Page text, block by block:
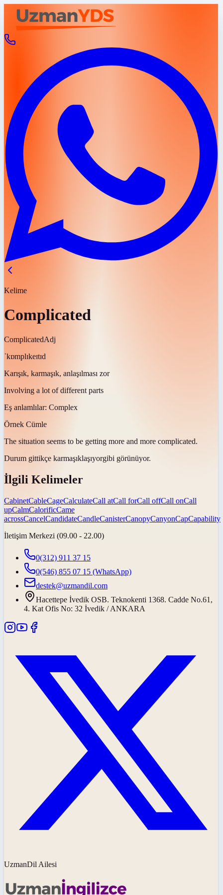
Kelime
Complicated
ComplicatedAdj
ˈkɒmplɪkeɪtɪd
Karışık, karmaşık, anlaşılması zor
Involving a lot of different parts
Eş anlamlılar: Complex
Örnek Cümle
The situation seems to be getting more and more complicated.
Durum gittikçe karmaşıklaşıyorgibi görünüyor.
İlgili Kelimeler
CabinetCableCageCalculateCall atCall forCall offCall onCall
upCalmCalorificCame
acrossCancelCandidateCandleCanisterCanopyCanyonCapCapability
İletişim Merkezi (09.00 - 22.00)
0(312) 911 37 15
0(546) 855 07 15 (WhatsApp)
destek@uzmandil.com
Hacettepe İvedik OSB. Teknokenti 1368. Cadde No.61,
4. Kat Ofis No: 32 İvedik / ANKARA
UzmanDil Ailesi